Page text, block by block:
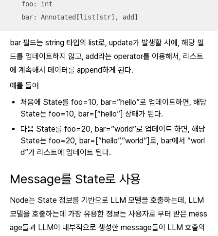
   foo: int
   bar: Annotated[list[str], add]
bar 필드는 string 타입의 list로, update가 발생할 시에, 해당 필
드를 업데이트하지 않고, add라는 operator를 이용해서, 리스트
에 계속해서 데이터를 append하게 된다.
예를 들어
처음에 State를 foo=10, bar=”hello”로 업데이트하면, 해당
State는 foo=10, bar=[“hello”] 상태가 된다.
다음 State를 foo=20, bar=”world”로 업데이트 하면, 해당
State는 foo=20, bar=[“hello”,”world”]로, bar에서 “worl
d”가 리스트에 업데이트 된다.
Message를 State로 사용
Node는 State 정보를 기반으로 LLM 모델을 호출하는데, LLM
모델을 호출하는데 가장 유용한 정보는 사용자로 부터 받은 mess
age들과 LLM이 내부적으로 생성한 message들이 LLM 호출의